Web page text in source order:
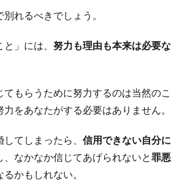
れるべきでしょう。
と」には、努力も理由も本来は必要な
もらうために努力するのは当然のこ
をあなたがする必要はありません。
てしまったら、 信用できない自分に
、なかなか信じてあげられないと罪悪
るかもしれない。